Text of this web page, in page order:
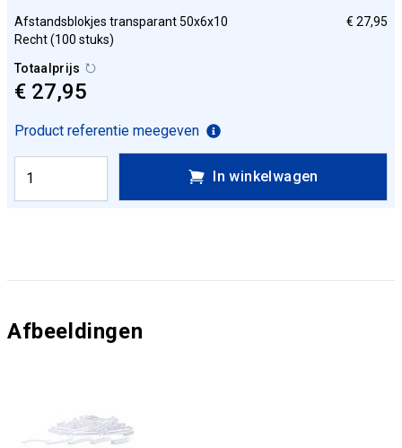
Afstandsblokjes transparant 50x6x10
Recht (100 stuks)
€ 27,95
Totaalprijs
€ 27,95
Product referentie meegeven
In winkelwagen
Afbeeldingen